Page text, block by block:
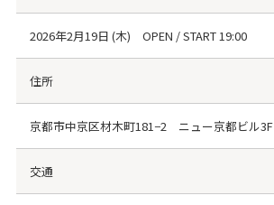
2026年2月19日 (木) OPEN / START 19:00
住所
京都市中京区材木町181−2 ニュー京都ビル3F
交通